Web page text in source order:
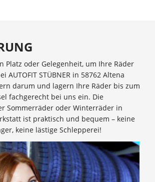
Platz oder Gelegenheit, um Ihre Räder
AUTOFIT STÜBNER in 58762 Altena
darum und lagern Ihre Räder bis zum
fachgerecht bei uns ein. Die
Sommerräder oder Winterräder in
ist praktisch und bequem – keine
keine lästige Schlepperei!